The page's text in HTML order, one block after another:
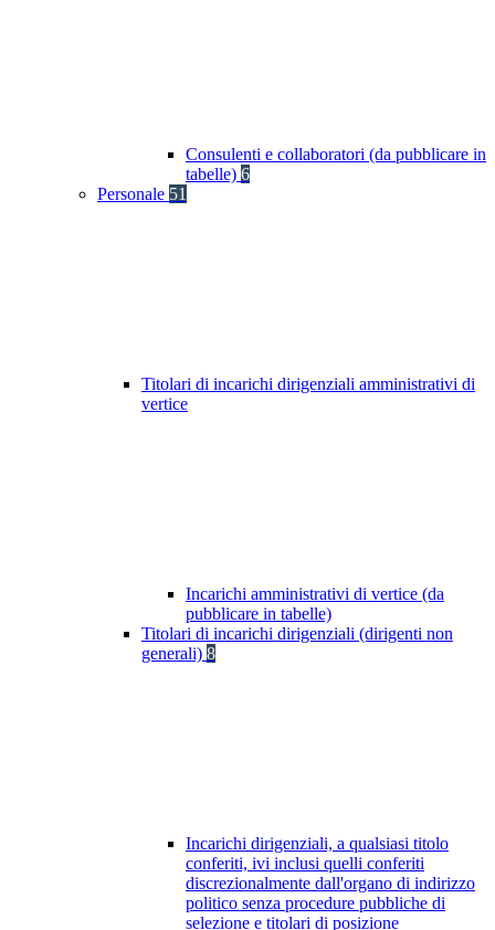
Consulenti e collaboratori (da pubblicare in
tabelle) 6
Personale 51
Titolari di incarichi dirigenziali amministrativi di
vertice
Incarichi amministrativi di vertice (da
pubblicare in tabelle)
Titolari di incarichi dirigenziali (dirigenti non
generali) 8
Incarichi dirigenziali, a qualsiasi titolo
conferiti, ivi inclusi quelli conferiti
discrezionalmente dall'organo di indirizzo
politico senza procedure pubbliche di
selezione e titolari di posizione